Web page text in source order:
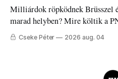
Milliárdok röpködnek Brüsszel
marad helyben? Mire költik a
Cseke Péter 2026 aug. 04